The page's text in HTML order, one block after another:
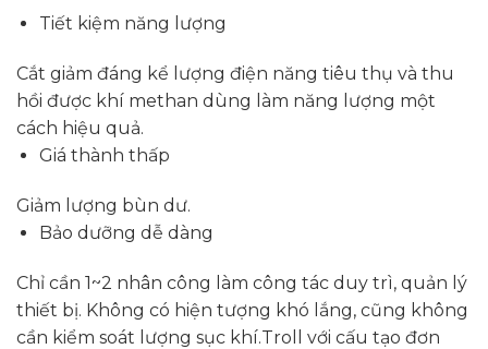
Tiết kiệm năng lượng
Cắt giảm đáng kể lượng điện năng tiêu thụ và thu
hồi được khí methan dùng làm năng lượng một
cách hiệu quả.
Giá thành thấp
Giảm lượng bùn dư.
Bảo dưỡng dễ dàng
Chỉ cần 1~2 nhân công làm công tác duy trì, quản lý
thiết bị. Không có hiện tượng khó lắng, cũng không
cần kiểm soát lượng sục khí.Troll với cấu tạo đơn